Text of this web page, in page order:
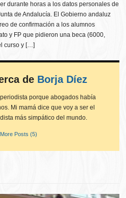
durante horas a los datos personales de
de Andalucía. El Gobierno andaluz
de confirmación a los alumnos
y FP que pidieron una beca (6000,
curso y […]
de Borja Díez
porque abogados había
Mi mamá dice que voy a ser el
más simpático del mundo.
More Posts (5)